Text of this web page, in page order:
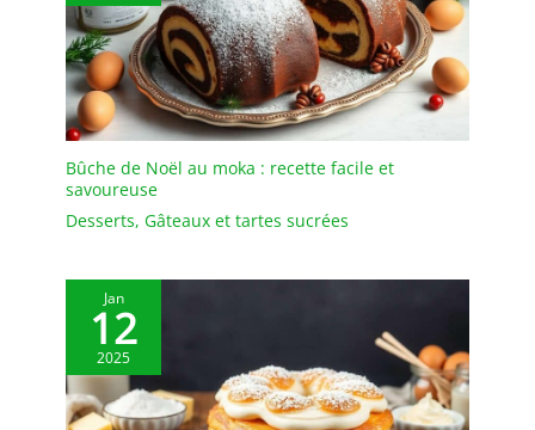
Bûche de Noël au moka : recette facile et
savoureuse
Desserts, Gâteaux et tartes sucrées
Jan
12
2025